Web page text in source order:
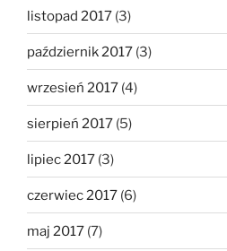
listopad 2017 (3)
październik 2017 (3)
wrzesień 2017 (4)
sierpień 2017 (5)
lipiec 2017 (3)
czerwiec 2017 (6)
maj 2017 (7)